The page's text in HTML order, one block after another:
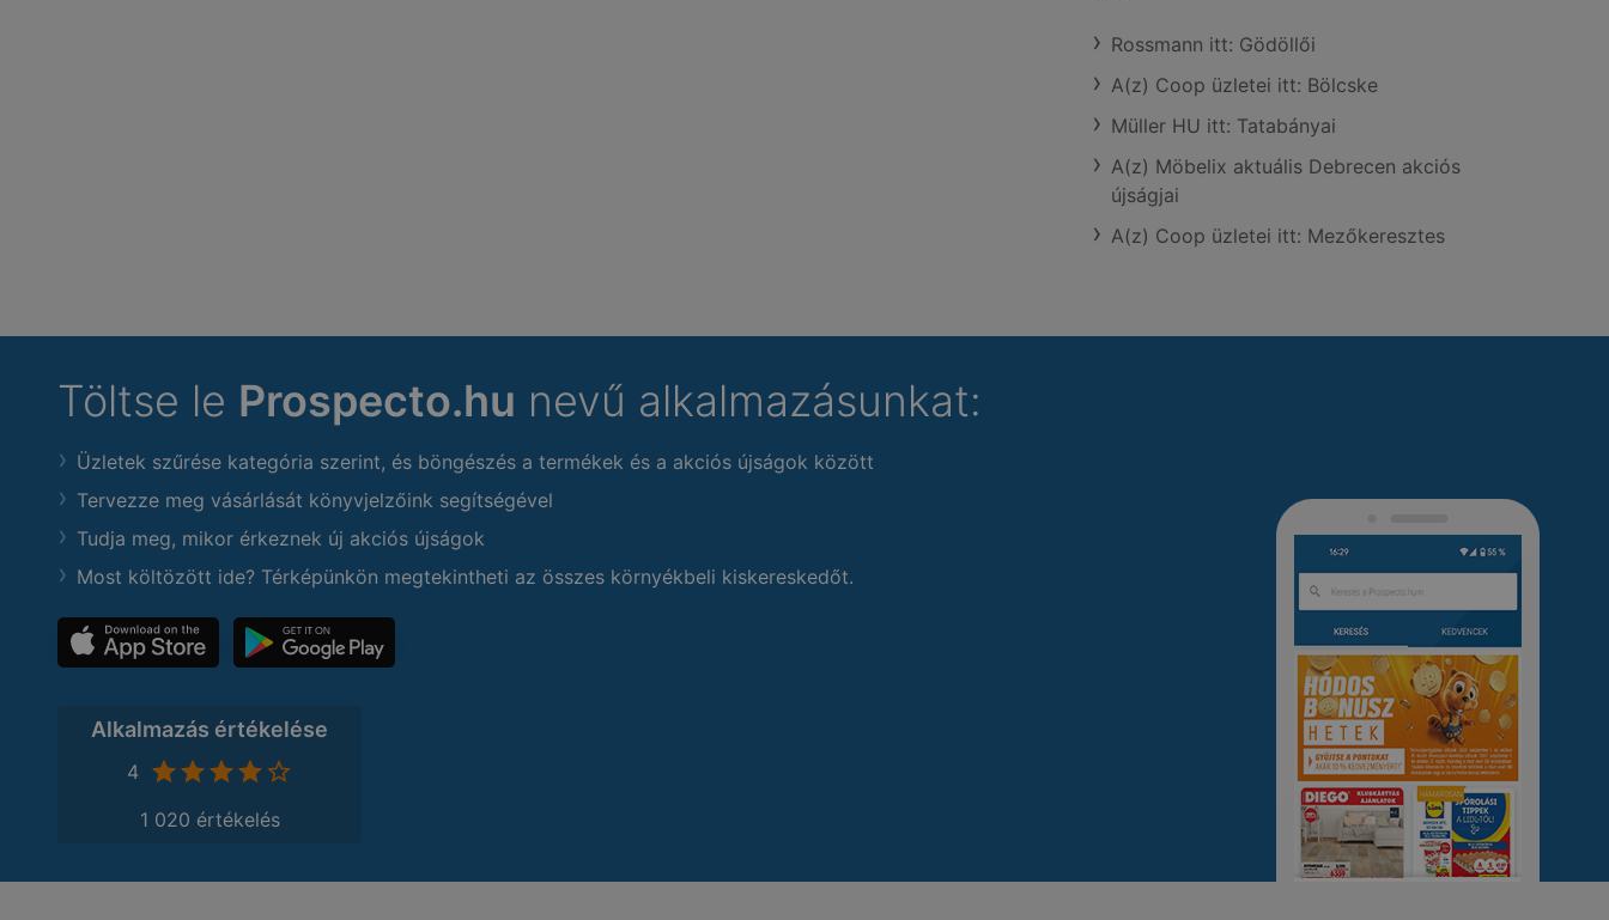
Rossmann itt: Gödöllői
A(z) Coop üzletei itt: Bölcske
Müller HU itt: Tatabányai
A(z) Möbelix aktuális Debrecen akciós
újságjai
A(z) Coop üzletei itt: Mezőkeresztes
Töltse le Prospecto.hu nevű alkalmazásunkat:
Üzletek szűrése kategória szerint, és böngészés a termékek és a akciós újságok között
Tervezze meg vásárlását könyvjelzőink segítségével
Tudja meg, mikor érkeznek új akciós újságok
Most költözött ide? Térképünkön megtekintheti az összes környékbeli kiskereskedőt.
Alkalmazás értékelése
4
1 020 értékelés